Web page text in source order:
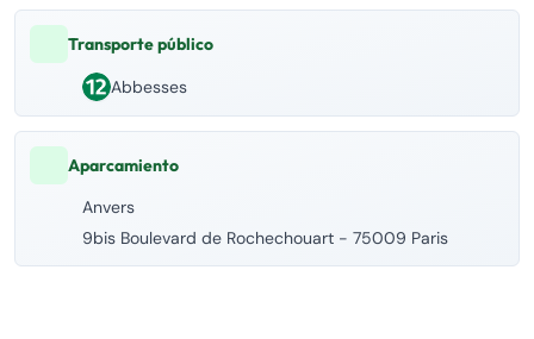
Transporte público
Abbesses
Aparcamiento
Anvers
9bis Boulevard de Rochechouart - 75009 Paris